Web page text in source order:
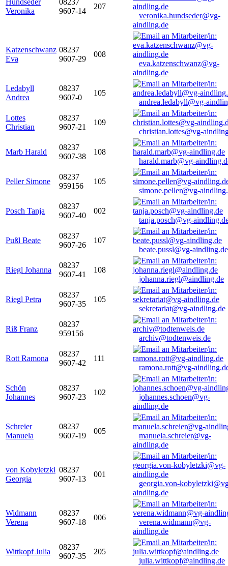
Hundseder
Veronika
08237
9607-14
207
veronika.hundseder@vg-
aindling.de
Katzenschwanz
Eva
08237
9607-29
008
eva.katzenschwanz@vg-
aindling.de
Ledabyll
Andrea
08237
9607-0
105
andrea.ledabyll@vg-
Lottes
Christian
08237
9607-21
109
christian.lottes@vg-
Marb Harald
08237
9607-38
108
harald.marb@vg-
Peller Simone
08237
959156
105
simone.peller@vg-
Posch Tanja
08237
9607-40
002
tanja.posch@vg-
Pußl Beate
08237
9607-26
107
beate.pussl@vg-aindling.de
Riegl Johanna
08237
9607-41
108
johanna.riegl@aindling.de
Riegl Petra
08237
9607-35
105
sekretariat@vg-aindling.de
Riß Franz
08237
959156
archiv@todtenweis.de
Rott Ramona
08237
9607-42
111
ramona.rott@vg-
Schön
Johannes
08237
9607-23
102
johannes.schoen@vg-
aindling.de
Schreier
Manuela
08237
9607-19
005
manuela.schreier@vg-
aindling.de
von Kobyletzki
Georgia
08237
9607-13
001
georgia.von-
aindling.de
Widmann
Verena
08237
9607-18
006
verena.widmann@vg-
aindling.de
Wittkopf Julia
08237
9607-35
205
julia.wittkopf@aindling.de